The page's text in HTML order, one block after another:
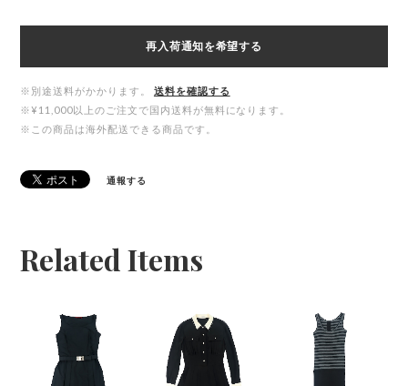
再入荷通知を希望する
※別途送料がかかります。
送料を確認する
※¥11,000以上のご注文で国内送料が無料になります。
※この商品は海外配送できる商品です。
通報する
Related Items